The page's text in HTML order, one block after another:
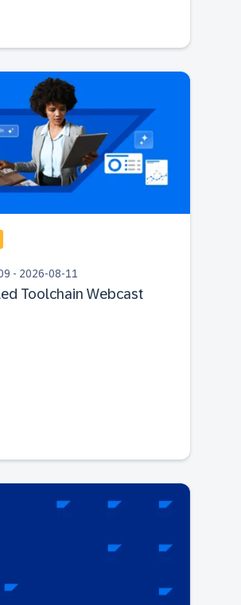
- 2026-08-11
Toolchain Webcast